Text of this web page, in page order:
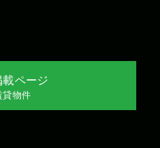
ページ
貸物件